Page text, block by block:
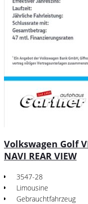
Volkswagen Golf
NAVI REAR VIEW
3547-28
Limousine
Gebrauchtfahrzeug